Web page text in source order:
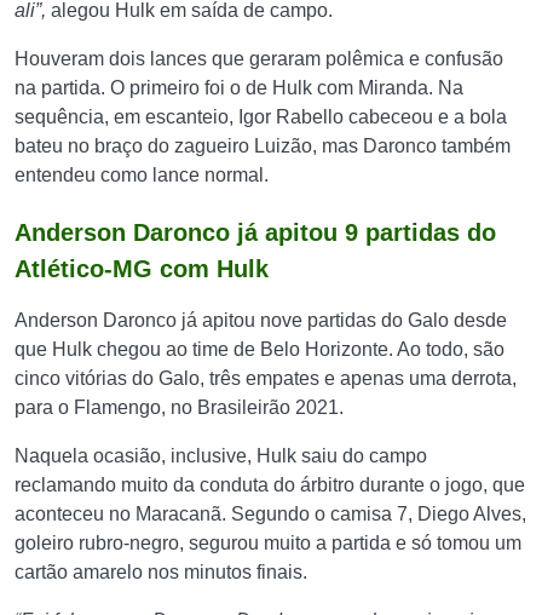
ali”, alegou Hulk em saída de campo.
Houveram dois lances que geraram polêmica e confusão
na partida. O primeiro foi o de Hulk com Miranda. Na
sequência, em escanteio, Igor Rabello cabeceou e a bola
bateu no braço do zagueiro Luizão, mas Daronco também
entendeu como lance normal.
Anderson Daronco já apitou 9 partidas do
Atlético-MG com Hulk
Anderson Daronco já apitou nove partidas do Galo desde
que Hulk chegou ao time de Belo Horizonte. Ao todo, são
cinco vitórias do Galo, três empates e apenas uma derrota,
para o Flamengo, no Brasileirão 2021.
Naquela ocasião, inclusive, Hulk saiu do campo
reclamando muito da conduta do árbitro durante o jogo, que
aconteceu no Maracanã. Segundo o camisa 7, Diego Alves,
goleiro rubro-negro, segurou muito a partida e só tomou um
cartão amarelo nos minutos finais.